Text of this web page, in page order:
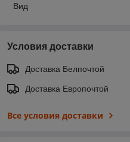
Вид
Условия доставки
Доставка Белпочтой
Доставка Европочтой
Все условия доставки